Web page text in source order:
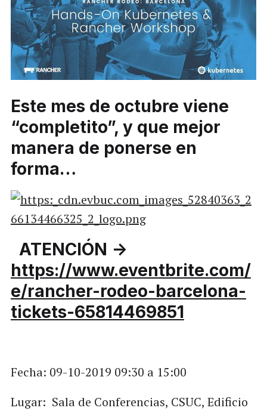
Este mes de octubre viene
“completito”, y que mejor
manera de ponerse en
forma…
ATENCIÓN ->
https://www.eventbrite.com/
e/rancher-rodeo-barcelona-
tickets-65814469851
Fecha: 09-10-2019 09:30 a 15:00
Lugar: Sala de Conferencias, CSUC, Edificio